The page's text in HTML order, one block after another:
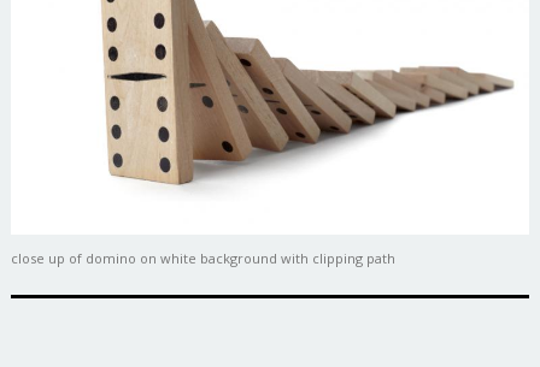
close up of domino on white background with clipping path